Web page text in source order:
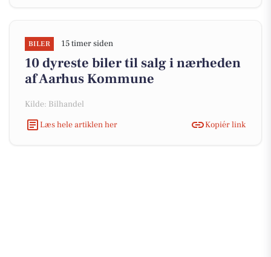
BILER 15 timer siden
10 dyreste biler til salg i nærheden
af Aarhus Kommune
Kilde: Bilhandel
Læs hele artiklen her
Kopiér link